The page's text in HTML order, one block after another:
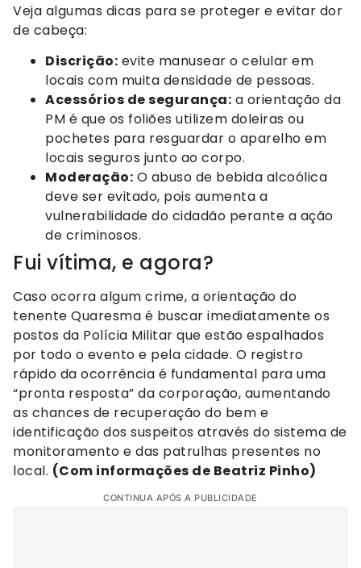
Veja algumas dicas para se proteger e evitar dor
de cabeça:
Discrição: evite manusear o celular em
locais com muita densidade de pessoas.
Acessórios de segurança: a orientação da
PM é que os foliões utilizem doleiras ou
pochetes para resguardar o aparelho em
locais seguros junto ao corpo.
Moderação: O abuso de bebida alcoólica
deve ser evitado, pois aumenta a
vulnerabilidade do cidadão perante a ação
de criminosos.
Fui vítima, e agora?
Caso ocorra algum crime, a orientação do
tenente Quaresma é buscar imediatamente os
postos da Polícia Militar que estão espalhados
por todo o evento e pela cidade. O registro
rápido da ocorrência é fundamental para uma
“pronta resposta” da corporação, aumentando
as chances de recuperação do bem e
identificação dos suspeitos através do sistema de
monitoramento e das patrulhas presentes no
local. (Com informações de Beatriz Pinho)
CONTINUA APÓS A PUBLICIDADE